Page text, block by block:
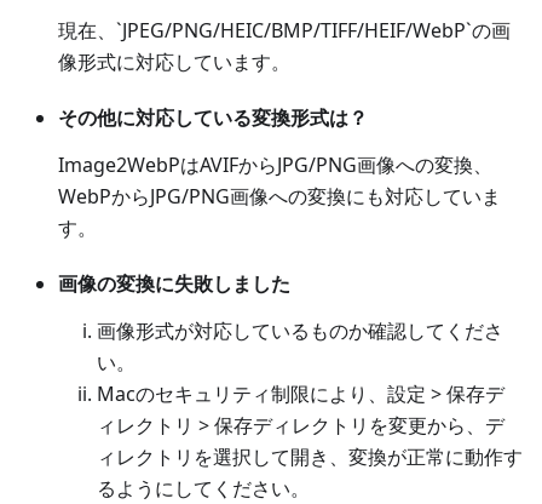
現在、`JPEG/PNG/HEIC/BMP/TIFF/HEIF/WebP`の画
像形式に対応しています。
その他に対応している変換形式は？
Image2WebPはAVIFからJPG/PNG画像への変換、
WebPからJPG/PNG画像への変換にも対応していま
す。
画像の変換に失敗しました
画像形式が対応しているものか確認してくださ
い。
Macのセキュリティ制限により、設定 > 保存デ
ィレクトリ > 保存ディレクトリを変更から、デ
ィレクトリを選択して開き、変換が正常に動作す
るようにしてください。